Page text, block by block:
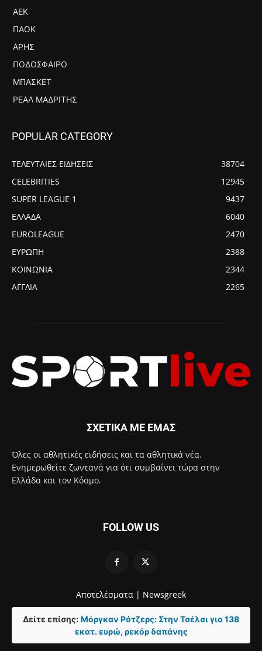
ΑΕΚ
ΠΑΟΚ
ΆΡΗΣ
ΠΟΔΌΣΦΑΙΡΟ
ΜΠΆΣΚΕΤ
ΡΕΆΛ ΜΑΔΡΊΤΗΣ
POPULAR CATEGORY
ΤΕΛΕΥΤΑΙΕΣ ΕΙΔΗΣΕΙΣ
38704
CELEBRITIES
12945
SUPER LEAGUE 1
9437
ΕΛΛΑΔΑ
6040
EUROLEAGUE
2470
ΕΥΡΩΠΗ
2388
ΚΟΙΝΩΝΙΑ
2344
ΑΓΓΛΙΑ
2265
ΣΧΕΤΙΚΑ ΜΕ ΕΜΑΣ
Όλες οι αθλητικές ειδήσεις και τα αθλητικά νέα.
Ενημερωθείτε ζωντανά για ότι συμβαίνει τώρα στην
Ελλάδα και τον Κόσμο.
FOLLOW US
Αποτελέσματα | Newsgreek
Δείτε επίσης: Μόργκαν Ρότζερς: Στην Τσέλσι για 138
εκατ. ευρώ, ρεκόρ δαπάνης